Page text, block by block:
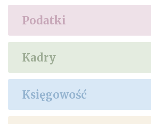
Podatki
Kadry
Księgowość